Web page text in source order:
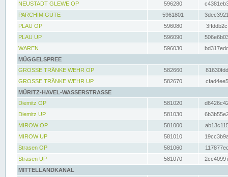
NEUSTADT GLEWE OP
596280
PARCHIM GÜTE
5961801
PLAU OP
596080
PLAU UP
596090
WAREN
596030
MÜGGELSPREE
GROSSE TRÄNKE WEHR OP
582660
GROSSE TRÄNKE WEHR UP
582670
MÜRITZ-HAVEL-WASSERSTRASSE
Diemitz OP
581020
Diemitz UP
581030
MIROW OP
581000
MIROW UP
581010
Strasen OP
581060
Strasen UP
581070
MITTELLANDKANAL